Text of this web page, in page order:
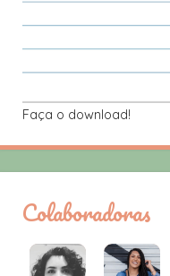
Faça o download!
Colaboradoras